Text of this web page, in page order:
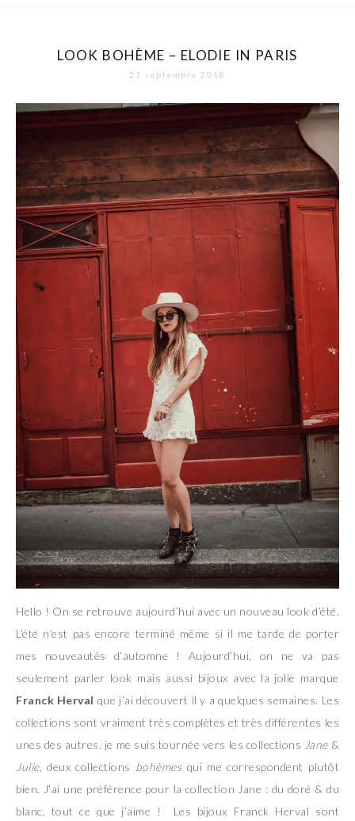
LOOK BOHÈME – ELODIE IN PARIS
21 septembre 2018
Hello ! On se retrouve aujourd’hui avec un nouveau look d’été.
L’été n’est pas encore terminé même si il me tarde de porter
mes nouveautés d’automne ! Aujourd’hui, on ne va pas
seulement parler look mais aussi bijoux avec la jolie marque
Franck Herval que j’ai découvert il y a quelques semaines. Les
collections sont vraiment très complètes et très différentes les
unes des autres, je me suis tournée vers les collections Jane&
Julie, deux collections bohèmesqui me correspondent plutôt
bien. J’ai une préférence pour la collection Jane : du doré & du
blanc, tout ce que j’aime ! Les bijoux Franck Herval sont